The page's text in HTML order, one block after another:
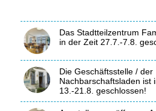
Das Stadtteilzentrum
in der Zeit 27.7.-7.8.
Die Geschäftsstelle / der
Nachbarschaftsladen ist
13.-21.8. geschlossen!